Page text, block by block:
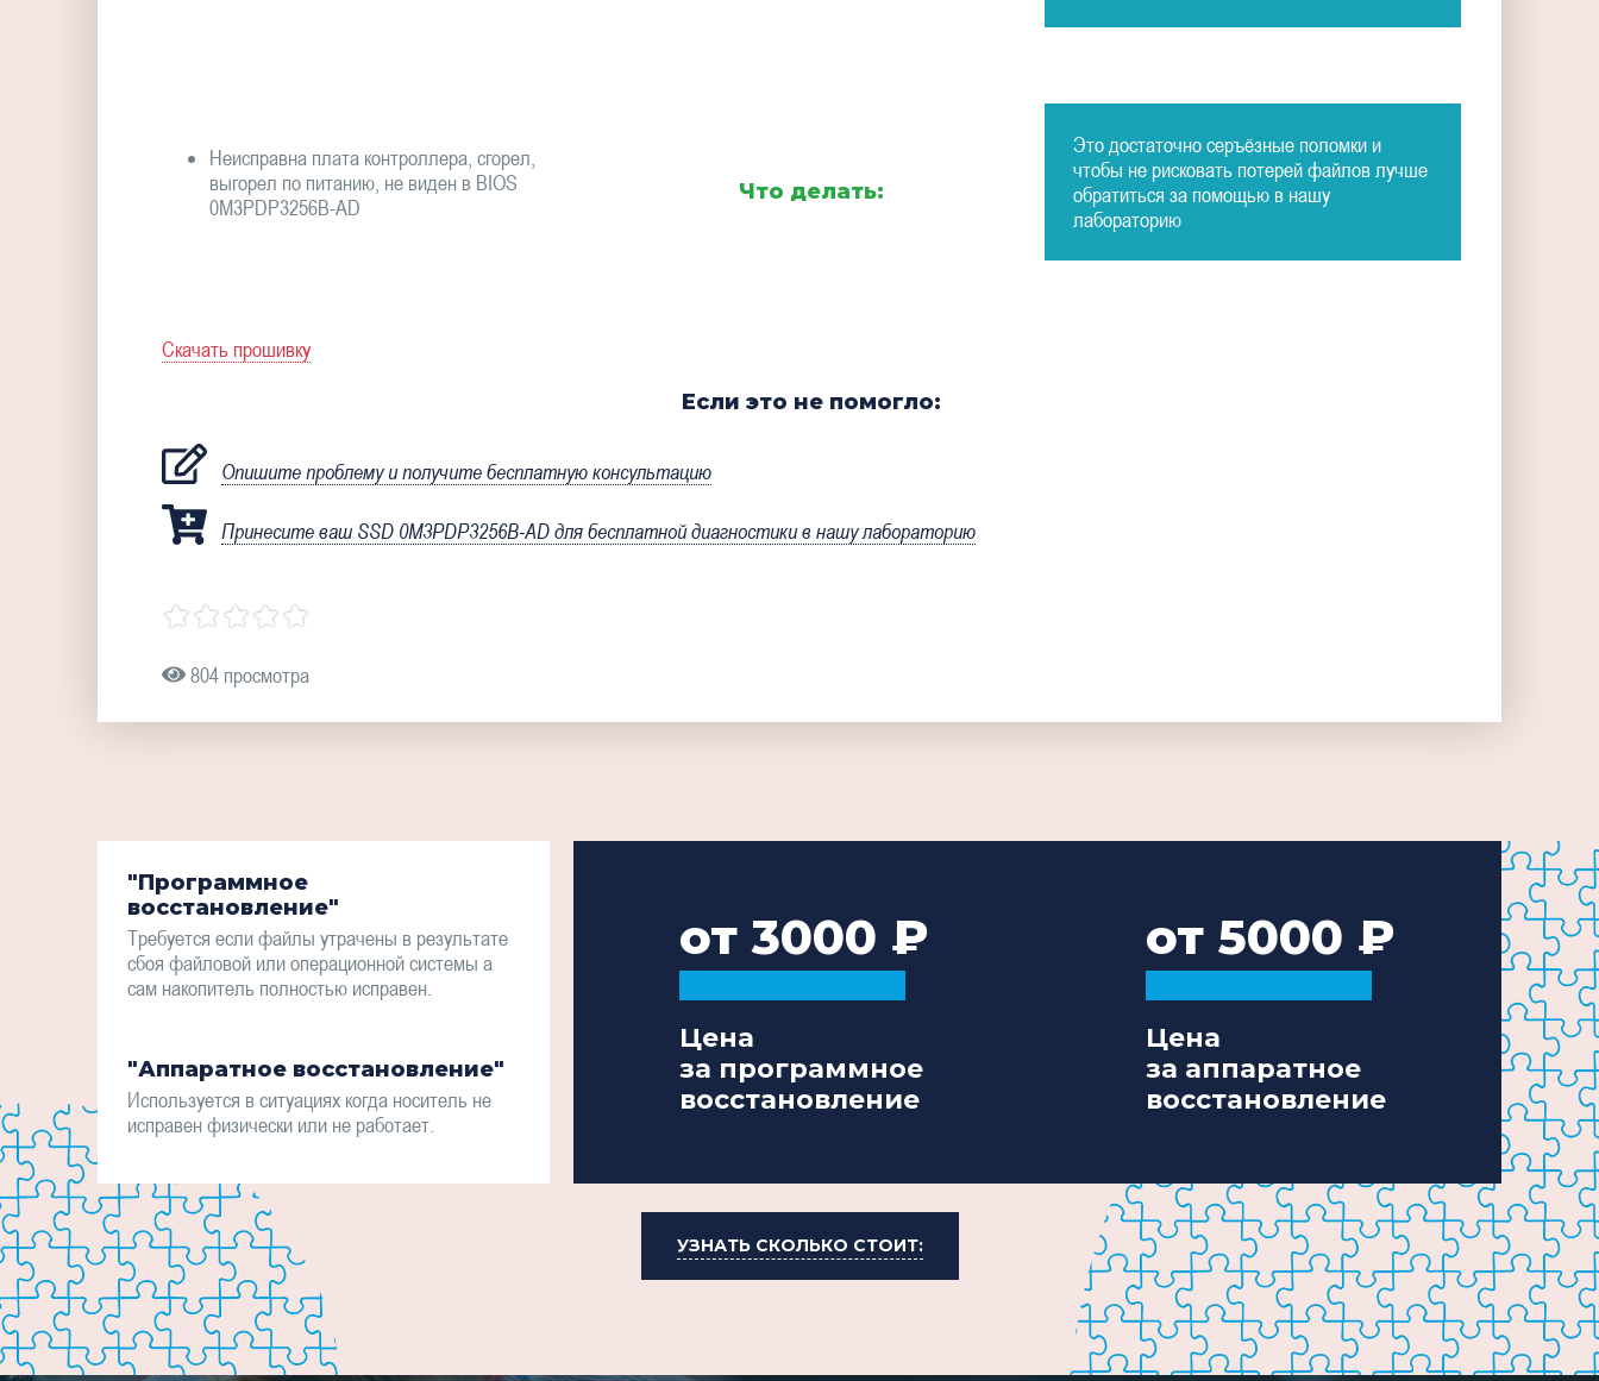
Неисправна плата контроллера, сгорел,
выгорел по питанию, не виден в BIOS
0M3PDP3256B-AD
Что делать:
Это достаточно серъёзные поломки и
чтобы не рисковать потерей файлов лучше
обратиться за помощью в нашу
лабораторию
Скачать прошивку
Если это не помогло:
Опишите проблему и получите бесплатную консультацию
Принесите ваш SSD 0M3PDP3256B-AD для бесплатной диагностики в нашу лабораторию
804 просмотра
"Программное
восстановление"
Требуется если файлы утрачены в результате
сбоя файловой или операционной системы а
сам накопитель полностью исправен.
"Аппаратное восстановление"
Используется в ситуациях когда носитель не
исправен физически или не работает.
от 3000
Цена
за программное
восстановление
от 5000
Цена
за аппаратное
восстановление
УЗНАТЬ СКОЛЬКО СТОИТ: